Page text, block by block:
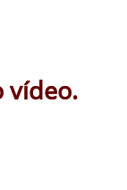
vídeo.